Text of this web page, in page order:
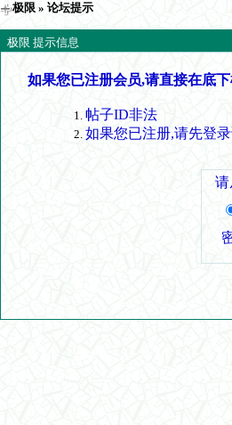
极限 » 论坛提示
极限 提示信息
如果您已注册会员,请直接在底
帖子ID非法
如果您已注册,请先登
请